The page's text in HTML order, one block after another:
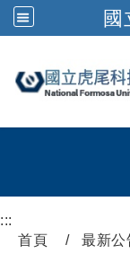
國
:::
首頁
最新公